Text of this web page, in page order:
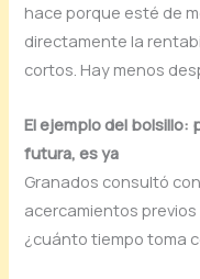
hace porque esté de
directamente la
cortos. Hay menos
El ejemplo del bolsillo:
futura, es ya
Granados consultó
acercamientos
¿cuánto tiempo toma